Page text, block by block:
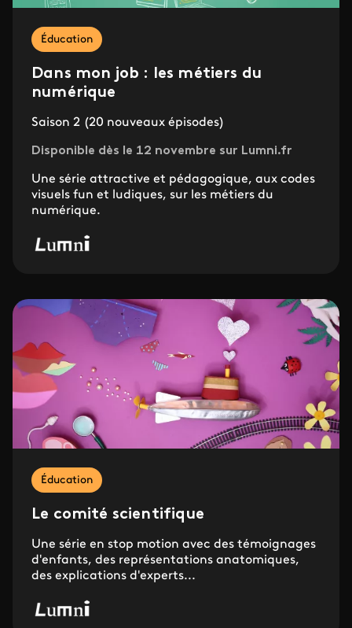
Éducation
Dans mon job : les métiers du
numérique
Saison 2 (20 nouveaux épisodes)
Disponible dès le 12 novembre sur Lumni.fr
Une série attractive et pédagogique, aux codes
visuels fun et ludiques, sur les métiers du
numérique.
Éducation
Le comité scientifique
Une série en stop motion avec des témoignages
d'enfants, des représentations anatomiques,
des explications d'experts...